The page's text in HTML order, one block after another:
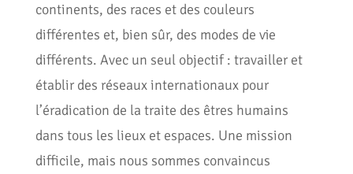
continents, des races et des couleurs
différentes et, bien sûr, des modes de vie
différents. Avec un seul objectif : travailler et
établir des réseaux internationaux pour
l’éradication de la traite des êtres humains
dans tous les lieux et espaces. Une mission
difficile, mais nous sommes convaincus